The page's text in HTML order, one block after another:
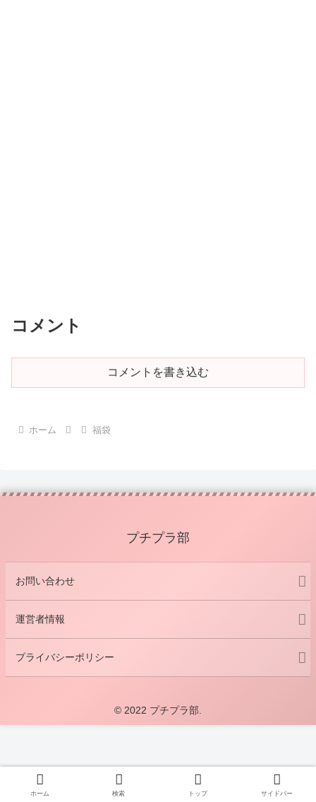
コメント
コメントを書き込む
ホーム 福袋
プチプラ部
お問い合わせ
運営者情報
プライバシーポリシー
© 2022 プチプラ部.
ホーム 検索 トップ サイドバー